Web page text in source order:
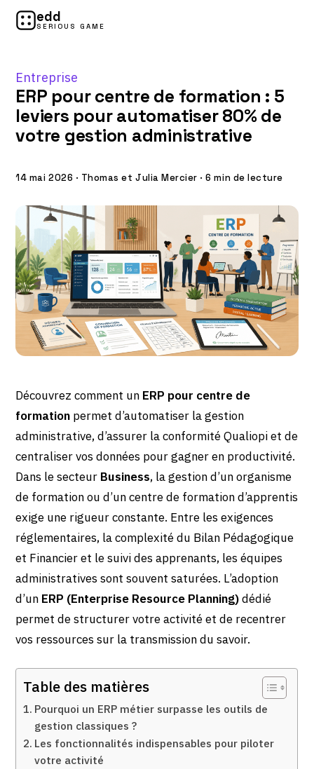
edd
SERIOUS GAME
Entreprise
ERP pour centre de formation : 5
leviers pour automatiser 80% de
votre gestion administrative
14 mai 2026 · Thomas et Julia Mercier · 6 min de lecture
Découvrez comment un ERP pour centre de
formation permet d’automatiser la gestion
administrative, d’assurer la conformité Qualiopi et de
centraliser vos données pour gagner en productivité.
Dans le secteur Business, la gestion d’un organisme
de formation ou d’un centre de formation d’apprentis
exige une rigueur constante. Entre les exigences
réglementaires, la complexité du Bilan Pédagogique
et Financier et le suivi des apprenants, les équipes
administratives sont souvent saturées. L’adoption
d’un ERP (Enterprise Resource Planning)dédié
permet de structurer votre activité et de recentrer
vos ressources sur la transmission du savoir.
Table des matières
Pourquoi un ERP métier surpasse les outils de
gestion classiques ?
Les fonctionnalités indispensables pour piloter
votre activité